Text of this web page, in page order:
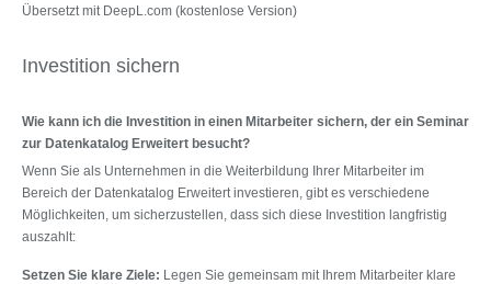
Übersetzt mit DeepL.com (kostenlose Version)
Investition sichern
Wie kann ich die Investition in einen Mitarbeiter sichern, der ein Seminar
zur Datenkatalog Erweitert besucht?
Wenn Sie als Unternehmen in die Weiterbildung Ihrer Mitarbeiter im
Bereich der Datenkatalog Erweitert investieren, gibt es verschiedene
Möglichkeiten, um sicherzustellen, dass sich diese Investition langfristig
auszahlt:
Setzen Sie klare Ziele: Legen Sie gemeinsam mit Ihrem Mitarbeiter klare